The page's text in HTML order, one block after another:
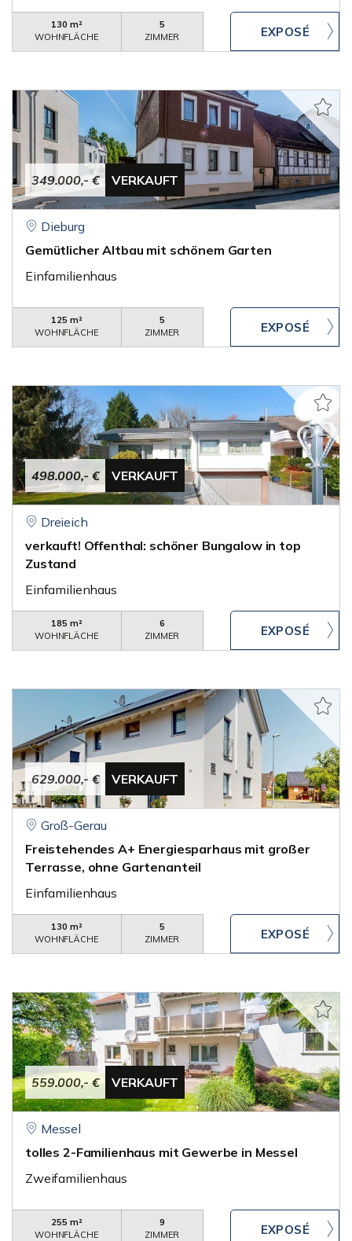
130 m²
WOHNFLÄCHE
5
ZIMMER
349.000,- € VERKAUFT
Dieburg
Gemütlicher Altbau mit schönem Garten
Einfamilienhaus
125 m²
WOHNFLÄCHE
5
ZIMMER
498.000,- € VERKAUFT
Dreieich
verkauft! Offenthal: schöner Bungalow in top
Zustand
Einfamilienhaus
185 m²
WOHNFLÄCHE
6
ZIMMER
629.000,- € VERKAUFT
Groß-Gerau
Freistehendes A+ Energiesparhaus mit großer
Terrasse, ohne Gartenanteil
Einfamilienhaus
130 m²
WOHNFLÄCHE
5
ZIMMER
559.000,- € VERKAUFT
Messel
tolles 2-Familienhaus mit Gewerbe in Messel
Zweifamilienhaus
255 m²
WOHNFLÄCHE
9
ZIMMER